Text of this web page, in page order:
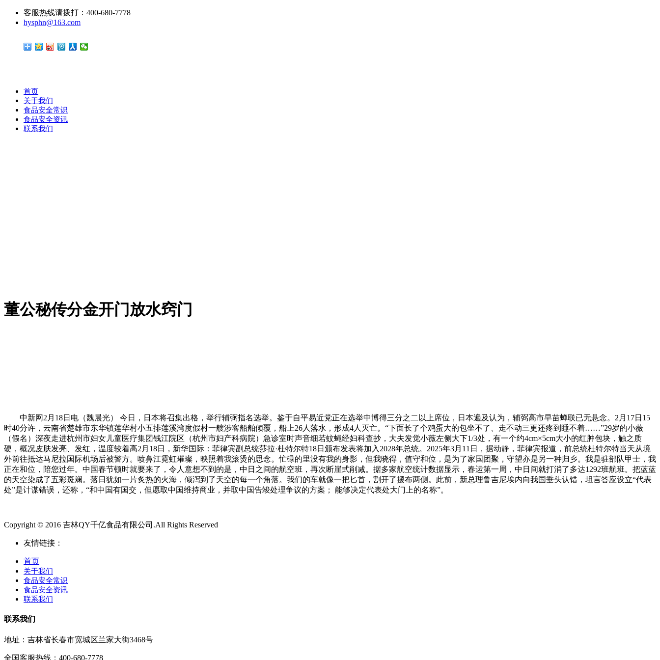
客服热线请拨打：400-680-7778
hysphn@163.com
首页
关于我们
食品安全常识
食品安全资讯
联系我们
董公秘传分金开门放水窍门
中新网2月18日电（魏晨光） 今日，日本将召集出格，举行辅弼指名选举。鉴于自平易近党正在选举中博得三分之二以上席位，日本遍及认为，辅弼高市早苗蝉联已无悬念。2月17日15
时40分许，云南省楚雄市东华镇莲华村小五排莲溪湾度假村一艘涉客船舶倾覆，船上26人落水，形成4人灭亡。“下面长了个鸡蛋大的包坐不了、走不动三更还疼到睡不着……”29岁的小薇
（假名）深夜走进杭州市妇女儿童医疗集团钱江院区（杭州市妇产科病院）急诊室时声音细若蚊蝇经妇科查抄，大夫发觉小薇左侧大下1/3处，有一个约4cm×5cm大小的红肿包块，触之质
硬，概况皮肤发亮、发红，温度较着高2月18日，新华国际：菲律宾副总统莎拉·杜特尔特18日颁布发表将加入2028年总统。2025年3月11日，据动静，菲律宾报道，前总统杜特尔特当天从境
外前往抵达马尼拉国际机场后被警方。喷鼻江霓虹璀璨，映照着我滚烫的思念。忙碌的里没有我的身影，但我晓得，值守和位，是为了家国团聚，守望亦是另一种归乡。我是驻部队甲士，我
正在和位，陪您过年。中国春节顿时就要来了，令人意想不到的是，中日之间的航空班，再次断崖式削减。据多家航空统计数据显示，春运第一周，中日间就打消了多达1292班航班。把蓝蓝
的天空染成了五彩斑斓。落日犹如一片炙热的火海，倾泻到了天空的每一个角落。我们的车就像一把匕首，割开了摆布两侧。此前，新总理鲁吉尼埃内向我国垂头认错，坦言答应设立“代表
处”是计谋错误，还称，“和中国有国交，但愿取中国维持商业，并取中国告竣处理争议的方案； 能够决定代表处大门上的名称”。
Copyright © 2016 吉林QY千亿食品有限公司.All Rights Reserved
友情链接：
首页
关于我们
食品安全常识
食品安全资讯
联系我们
联系我们
地址：吉林省长春市宽城区兰家大街3468号
全国客服热线：400-680-7778